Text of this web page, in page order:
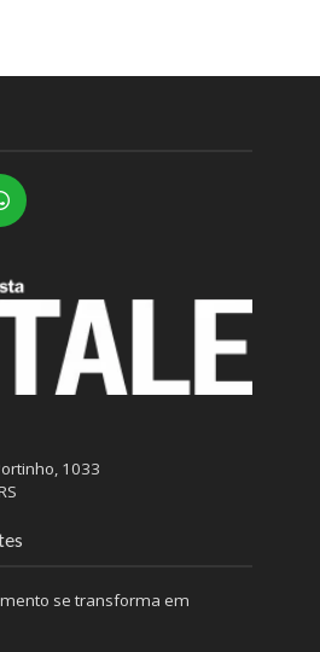
1033
se transforma em